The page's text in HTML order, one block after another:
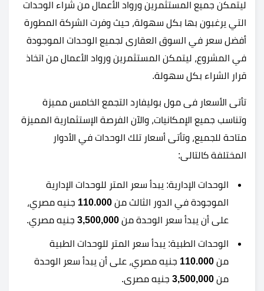
ليتمكن جميع المستثمرين ورواد الأعمال من شراء الوحدات
التي يرغبون بها بكل سهولة، حيث وفرت الشركة المطورة
أفضل سعر في السوق العقارى لجميع الوحدات الموجودة
في المشروع، ليتمكن المستثمرين ورواد الأعمال من اتخاذ
قرار الشراء بكل سهولة.
تأتى الأسعار فى مول بوليفارد التجمع الخامس مميزة
وتناسب جميع الإمكانيات، والآن الفرصة الإستثمارية المميزة
متاحة للجميع، وتأتى أسعار تلك الوحدات في الأدوار
المختلفة كالتالى:
الوحدات الإدارية: يبدأ سعر المتر للوحدات الإدارية
الموجودة في الدور الثالث من 110.000 جنيه مصري،
على أن يبدأ سعر الوحدة من 3,500,000 جنيه مصري.
الوحدات الطبية: يبدأ سعر المتر للوحدات الطبية
من 110.000 جنيه مصري، على أن يبدأ سعر الوحدة
من 3,500,000 جنيه مصرى.